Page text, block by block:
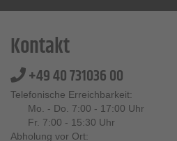
Kontakt
+49 40 731036 00
Telefonische Erreichbarkeit:
Mo. - Do. 7:00 - 17:00 Uhr
Fr. 7:00 - 15:30 Uhr
Abholung vor Ort: